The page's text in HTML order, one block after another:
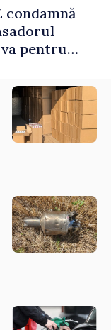
condamnă
pentru